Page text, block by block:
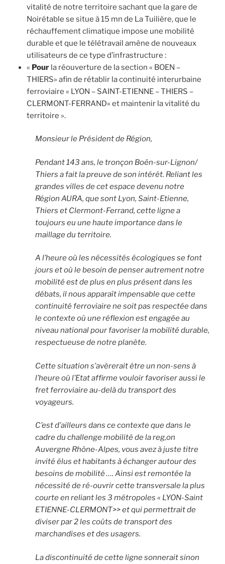
vitalité de notre territoire sachant que la gare de
Noirétable se situe à 15 mn de La Tuilière, que le
réchauffement climatique impose une mobilité
durable et que le télétravail amène de nouveaux
utilisateurs de ce type d’infrastructure :
« Pourla réouverture de la section « BOEN –
THIERS» afin de rétablir la continuité interurbaine
ferroviaire « LYON – SAINT-ETIENNE – THIERS –
CLERMONT-FERRAND» et maintenir la vitalité du
territoire ».
Monsieur le Président de Région,
Pendant 143 ans, le tronçon Boën-sur-Lignon/
Thiers a fait la preuve de son intérêt. Reliant les
grandes villes de cet espace devenu notre
Région AURA, que sont Lyon, Saint-Etienne,
Thiers et Clermont-Ferrand, cette ligne a
toujours eu une haute importance dans le
maillage du territoire.
A l’heure où les nécessités écologiques se font
jours et où le besoin de penser autrement notre
mobilitéest de plus en plus présent dans les
débats, il nous apparaît impensable que cette
continuité ferroviaire ne soit pas respectée dans
le contexte où une réflexion est engagée au
niveau national pour favoriser la mobilité durable,
respectueuse de notre planète.
Cette situation s’avèrerait être un non-sens à
l’heure où l’Etat affirme vouloir favoriser aussi le
fret ferroviaire au-delà du transport des
voyageurs.
C’est d’ailleurs dans ce contexte que dans le
cadre du challenge mobilité de la reg,on
Auvergne Rhône-Alpes, vous avez à juste titre
invité élus et habitants à échanger autour des
besoins de mobilité …. Ainsi est remontée la
nécessité de ré-ouvrir cette transversale la plus
courte en reliant les 3 métropoles « LYON-Saint
ETIENNE-CLERMONT>> et qui permettrait de
diviser par 2 les coûts detransport des
marchandises et des usagers.
La discontinuité de cette ligne sonnerait sinon